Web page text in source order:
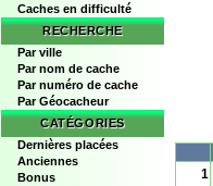
Caches en difficulté
RECHERCHE
Par ville
Par nom de cache
Par numéro de cache
Par Géocacheur
CATÉGORIES
Dernières placées
Anciennes
Bonus
1